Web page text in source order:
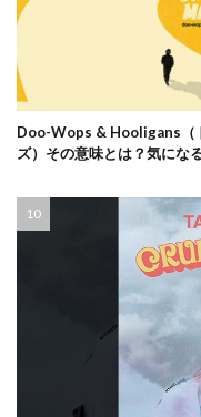
Doo-Wops & Hooligans（
ズ）その意味とは？気にな